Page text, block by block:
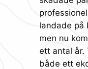
landade på
men nu
ett antal år.
både ett